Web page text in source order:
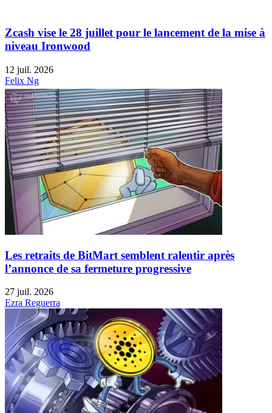
Zcash vise le 28 juillet pour le lancement de la mise à
niveau Ironwood
12 juil. 2026
Felix Ng
Les retraits de BitMart semblent ralentir après
l’annonce de sa fermeture progressive
27 juil. 2026
Ezra Reguerra